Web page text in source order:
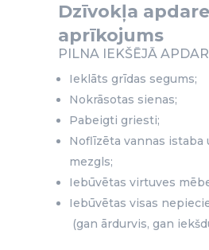
Dzīvokļa
aprīkojums
PILNA IEKŠĒJĀ
Ieklāts grīdas segums;
Nokrāsotas sienas;
Pabeigti griesti;
Noflīzēta vannas istaba
mezgls;
Iebūvētas virtuves
Iebūvētas visas
(gan ārdurvis, gan